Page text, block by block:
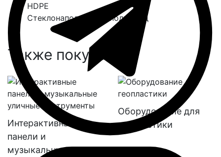
HDPE
Стеклонаполненный полиамид
Также покупают:
Интерактивные
панели и
музыкальные
Оборудование для
геопластики